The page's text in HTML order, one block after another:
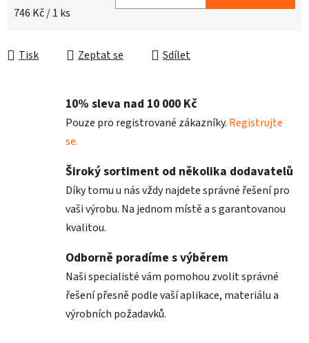
Měrná cena:
746 Kč / 1 ks
Tisk Zeptat se Sdílet
10% sleva nad 10 000 Kč
Pouze pro registrované zákazníky. Registrujte
se.
Široký sortiment od několika dodavatelů
Díky tomu u nás vždy najdete správné řešení pro
vaši výrobu. Na jednom místě a s garantovanou
kvalitou.
Odborně poradíme s výběrem
Naši specialisté vám pomohou zvolit správné
řešení přesně podle vaší aplikace, materiálu a
výrobních požadavků.